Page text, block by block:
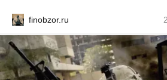
finobzor.ru